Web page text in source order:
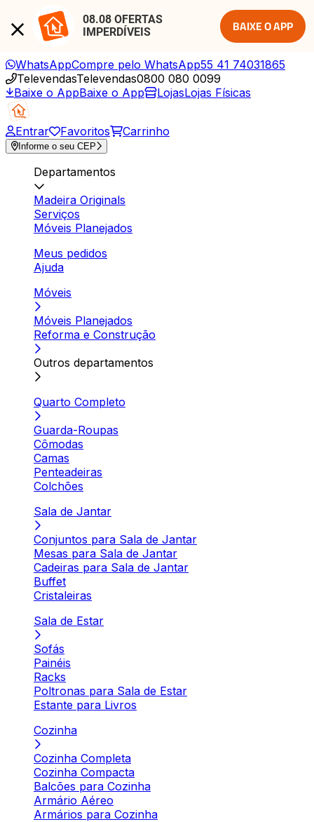
08.08 OFERTAS
IMPERDÍVEIS
BAIXE O APP
WhatsAppCompre pelo WhatsApp55 41 74031865
TelevendasTelevendas0800 080 0099
Baixe o AppBaixe o App LojasLojas Físicas
Entrar Favoritos Carrinho
Informe o seu CEP
Departamentos
Madeira Originals
Serviços
Móveis Planejados
Meus pedidos
Ajuda
Móveis
Móveis Planejados
Reforma e Construção
Outros departamentos
Quarto Completo
Guarda-Roupas
Cômodas
Camas
Penteadeiras
Colchões
Sala de Jantar
Conjuntos para Sala de Jantar
Mesas para Sala de Jantar
Cadeiras para Sala de Jantar
Buffet
Cristaleiras
Sala de Estar
Sofás
Painéis
Racks
Poltronas para Sala de Estar
Estante para Livros
Cozinha
Cozinha Completa
Cozinha Compacta
Balcões para Cozinha
Armário Aéreo
Armários para Cozinha